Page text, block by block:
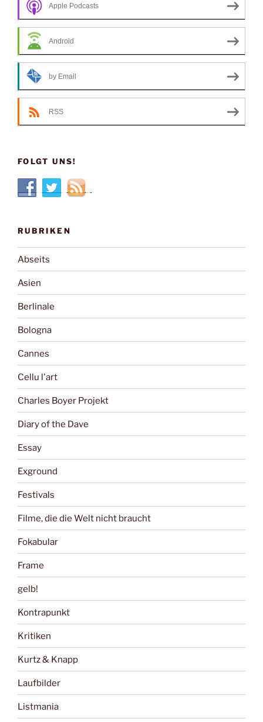
Apple Podcasts
Android
by Email
RSS
FOLGT UNS!
RUBRIKEN
Abseits
Asien
Berlinale
Bologna
Cannes
Cellu l'art
Charles Boyer Projekt
Diary of the Dave
Essay
Exground
Festivals
Filme, die die Welt nicht braucht
Fokabular
Frame
gelb!
Kontrapunkt
Kritiken
Kurtz & Knapp
Laufbilder
Listmania